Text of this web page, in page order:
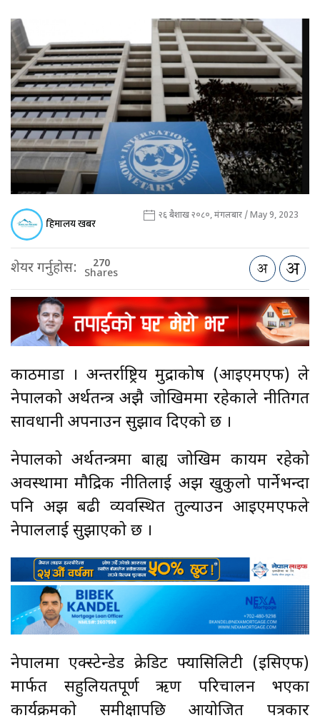
हिमालय खबर २६ बैशाख २०८०, मंगलबार / May 9, 2023
शेयर गर्नुहोस: 270
Shares
काठमाडौँ । अन्तर्राष्ट्रिय मुद्राकोष (आइएमएफ) ले
नेपालको अर्थतन्त्र अझै जोखिममा रहेकाले नीतिगत
सावधानी अपनाउन सुझाव दिएको छ ।
नेपालको अर्थतन्त्रमा बाह्य जोखिम कायम रहेको
अवस्थामा मौद्रिक नीतिलाई अझ खुकुलो पार्नेभन्दा
पनि अझ बढी व्यवस्थित तुल्याउन आइएमएफले
नेपाललाई सुझाएको छ ।
नेपालमा एक्स्टेन्डेड क्रेडिट फ्यासिलिटी (इसिएफ)
मार्फत सहुलियतपूर्ण ऋण परिचालन भएका
कार्यक्रमको समीक्षापछि आयोजित पत्रकार